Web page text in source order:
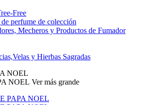
Free
perfume de colección
Mecheros y Productos de Fumador
y Hierbas Sagradas
NOEL
Ver más grande